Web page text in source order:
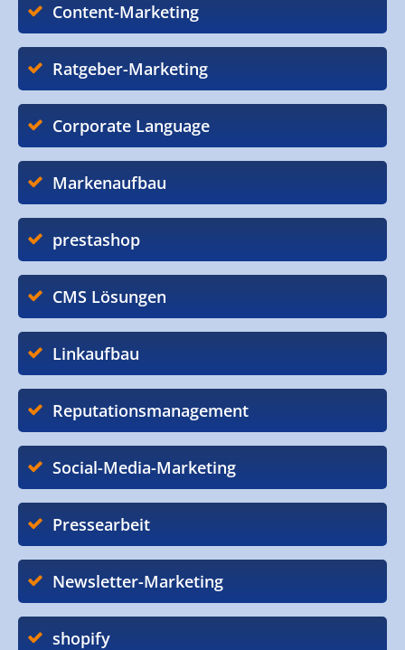
Content-Marketing
Ratgeber-Marketing
Corporate Language
Markenaufbau
prestashop
CMS Lösungen
Linkaufbau
Reputationsmanagement
Social-Media-Marketing
Pressearbeit
Newsletter-Marketing
shopify